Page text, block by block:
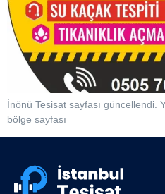
İnönü Tesisat sayfası
bölge sayfası